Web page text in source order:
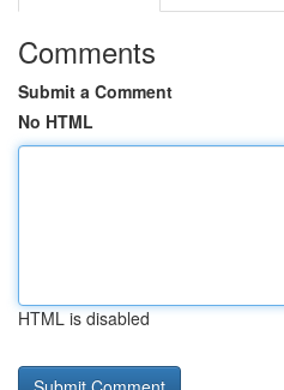
Comments
Submit a Comment
No HTML
HTML is disabled